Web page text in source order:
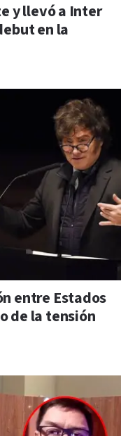
y llevó a Inter
en la
entre Estados
de la tensión